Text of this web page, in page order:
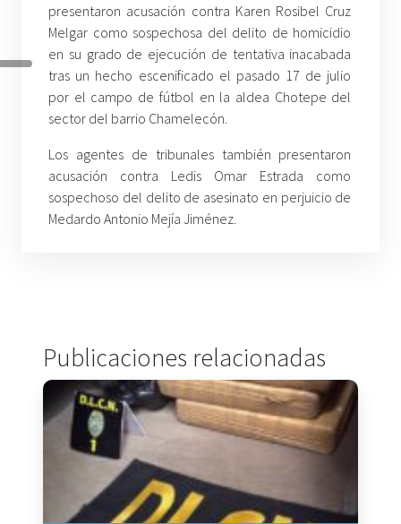
presentaron acusación contra Karen Rosibel Cruz
Melgar como sospechosa del delito de homicidio
en su grado de ejecución de tentativa inacabada
tras un hecho escenificado el pasado 17 de julio
por el campo de fútbol en la aldea Chotepe del
sector del barrio Chamelecón.
Los agentes de tribunales también presentaron
acusación contra Ledis Omar Estrada como
sospechoso del delito de asesinato en perjuicio de
Medardo Antonio Mejía Jiménez.
Publicaciones relacionadas